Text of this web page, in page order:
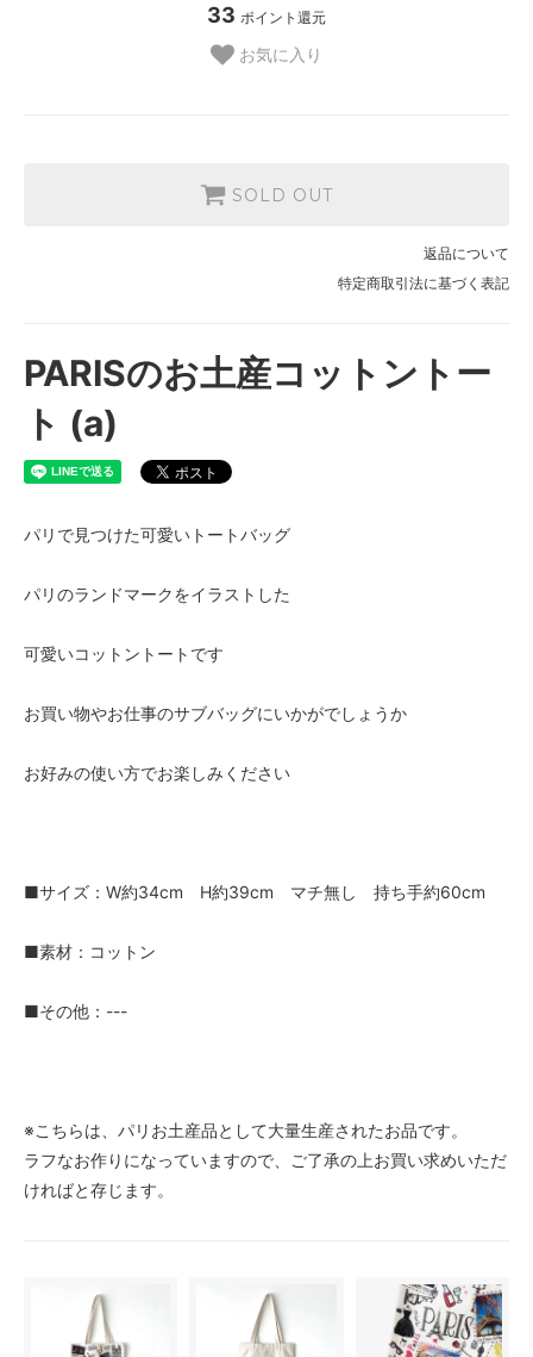
33 ポイント還元
お気に入り
SOLD OUT
返品について
特定商取引法に基づく表記
PARISのお土産コットントー
ト (a)
パリで見つけた可愛いトートバッグ
パリのランドマークをイラストした
可愛いコットントートです
お買い物やお仕事のサブバッグにいかがでしょうか
お好みの使い方でお楽しみください
■サイズ：W約34cm H約39cm マチ無し 持ち手約60cm
■素材：コットン
■その他：---
※こちらは、パリお土産品として大量生産されたお品です。
ラフなお作りになっていますので、ご了承の上お買い求めいただ
ければと存じます。